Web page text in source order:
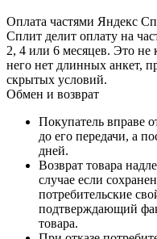
Оплата частями Яндекс
Сплит делит оплату на
2, 4 или 6 месяцев. Это не
него нет длинных анкет,
скрытых условий.
Обмен и возврат
Покупатель вправе
до его передачи, а
дней.
Возврат товара
случае если
потребительские
подтверждающий
товара.